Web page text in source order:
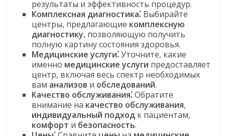
результаты и эффективность процедур.
Комплексная диагностика⁚ Выбирайте
центры, предлагающие комплексную
диагностику, позволяющую получить
полную картину состояния здоровья.
Медицинские услуги⁚Уточните, какие
именно медицинские услуги предоставляет
центр, включая весь спектр необходимых
вам анализов и обследований.
Качество обслуживания⁚Обратите
внимание на качество обслуживания,
индивидуальный подход к пациентам,
комфорт и безопасность.